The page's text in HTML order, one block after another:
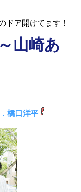
ドア開けてます！
山崎あ
橋口洋平